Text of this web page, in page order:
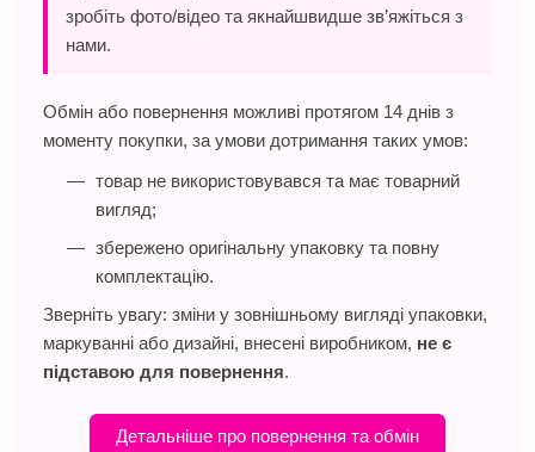
зробіть фото/відео та якнайшвидше зв’яжіться з
нами.
Обмін або повернення можливі протягом 14 днів з
моменту покупки, за умови дотримання таких умов:
товар не використовувався та має товарний
вигляд;
збережено оригінальну упаковку та повну
комплектацію.
Зверніть увагу: зміни у зовнішньому вигляді упаковки,
маркуванні або дизайні, внесені виробником, не є
підставою для повернення.
Детальніше про повернення та обмін